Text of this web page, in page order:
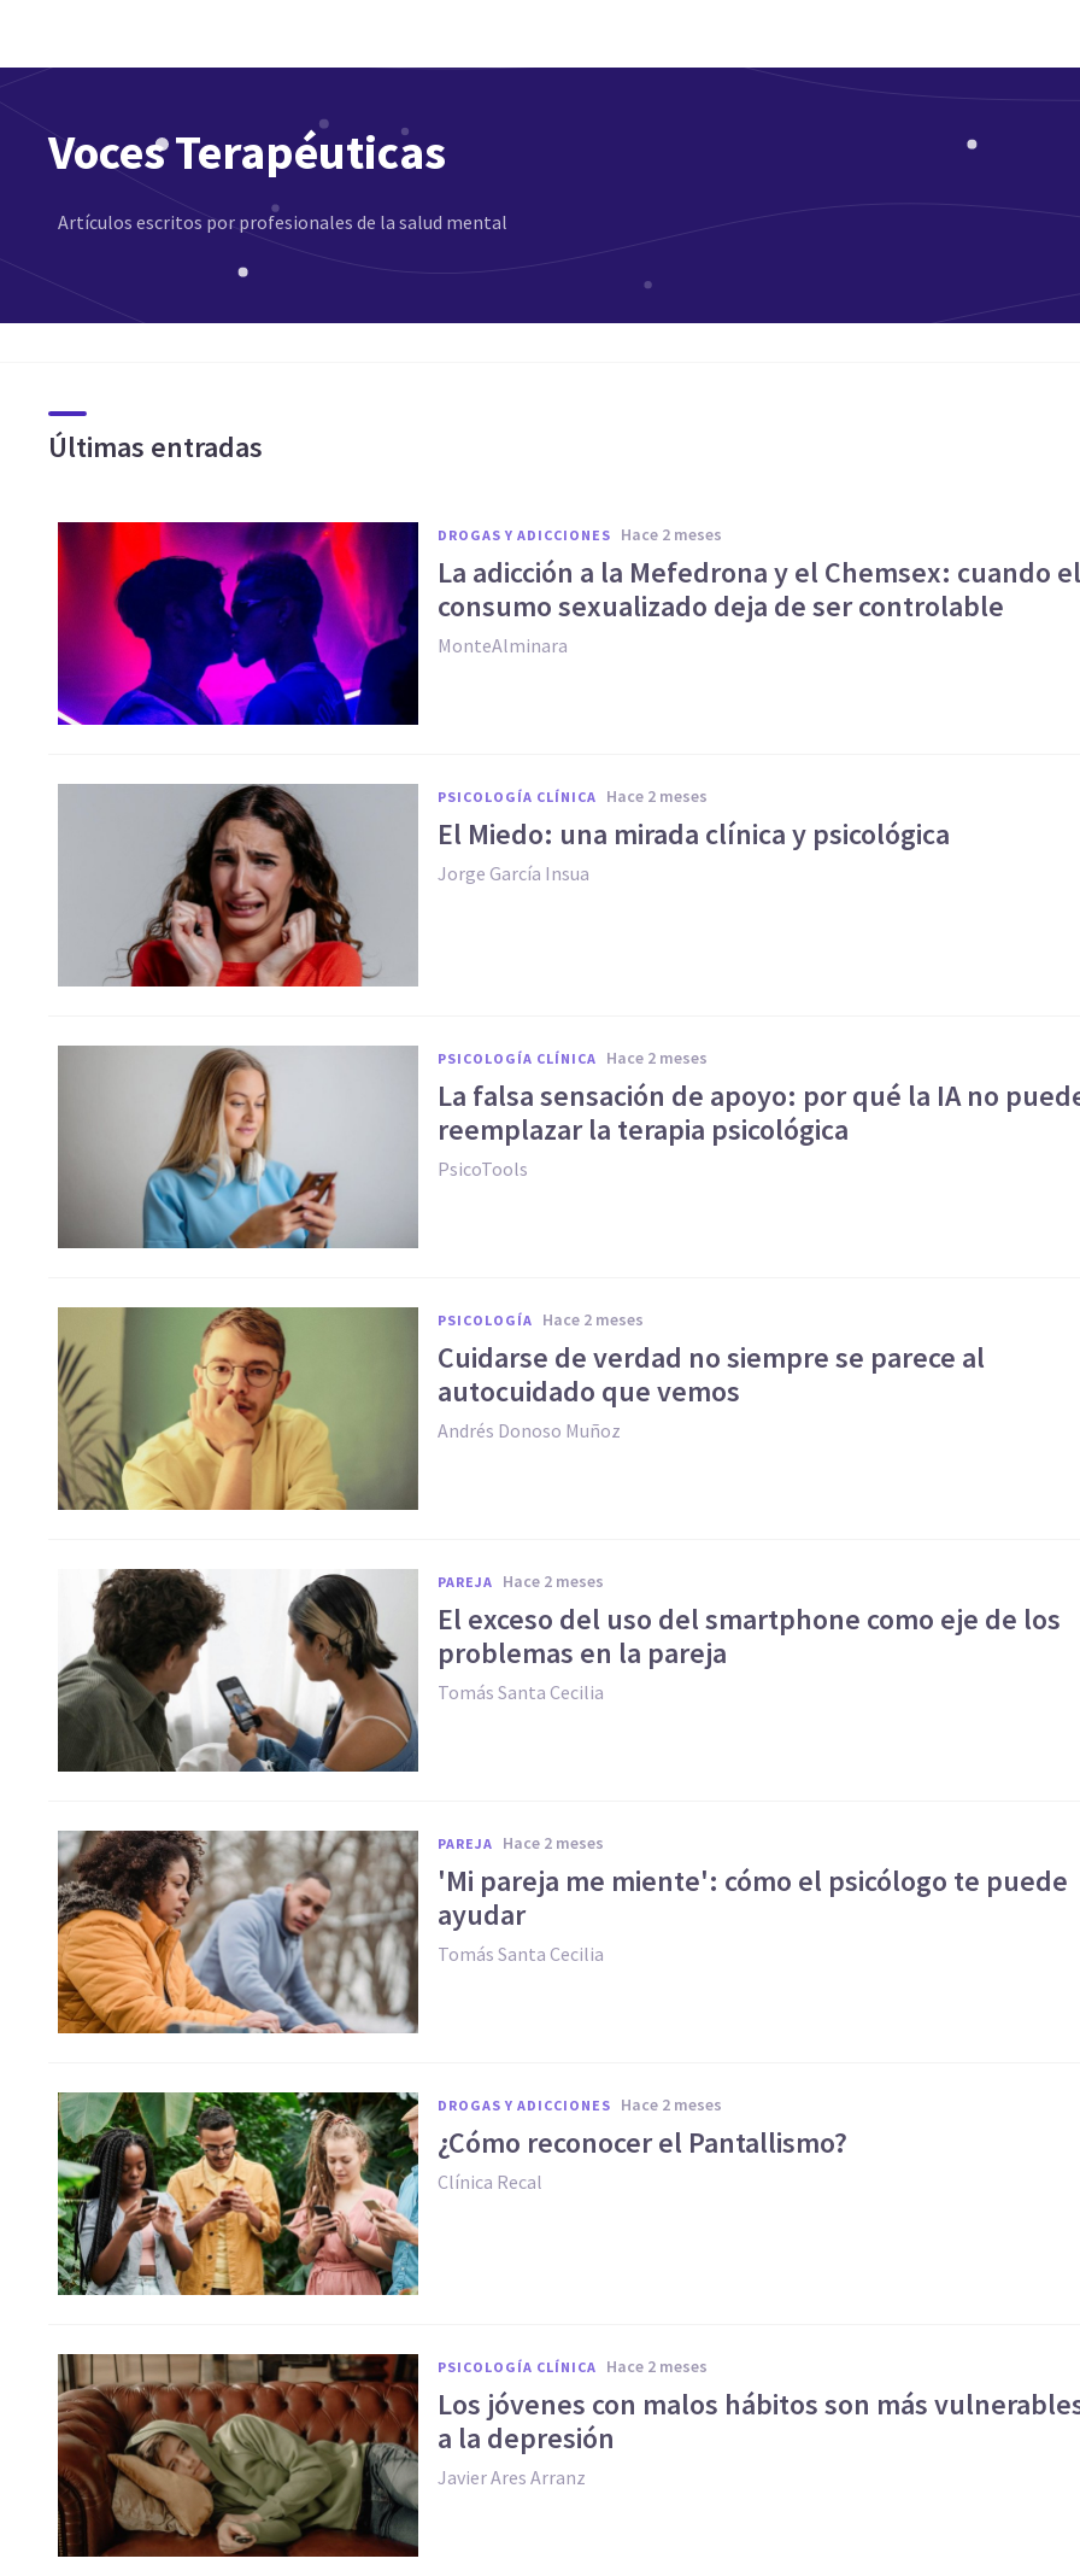
Voces Terapéuticas
Artículos escritos por profesionales de la salud mental
Últimas entradas
DROGAS Y ADICCIONES hace 2 meses
La adicción a la Mefedrona y el Chemsex: cuando el
consumo sexualizado deja de ser controlable
MonteAlminara
PSICOLOGÍA CLÍNICA hace 2 meses
El Miedo: una mirada clínica y psicológica
Jorge García Insua
PSICOLOGÍA CLÍNICA hace 2 meses
La falsa sensación de apoyo: por qué la IA no
reemplazar la terapia psicológica
PsicoTools
PSICOLOGÍA hace 2 meses
Cuidarse de verdad no siempre se parece al
autocuidado que vemos
Andrés Donoso Muñoz
PAREJA hace 2 meses
El exceso del uso del smartphone como eje de los
problemas en la pareja
Tomás Santa Cecilia
PAREJA hace 2 meses
'Mi pareja me miente': cómo el psicólogo te puede
ayudar
Tomás Santa Cecilia
DROGAS Y ADICCIONES hace 2 meses
¿Cómo reconocer el Pantallismo?
Clínica Recal
PSICOLOGÍA CLÍNICA hace 2 meses
Los jóvenes con malos hábitos son más
a la depresión
Javier Ares Arranz